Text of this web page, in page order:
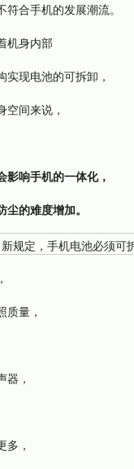
合手机的发展潮流。
机身内部
现电池的可拆卸，
空间来说，
影响手机的一体化，
的难度增加。
质量，
器，
多，